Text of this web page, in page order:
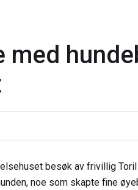
med
besøk av frivillig
noe som skapte fine